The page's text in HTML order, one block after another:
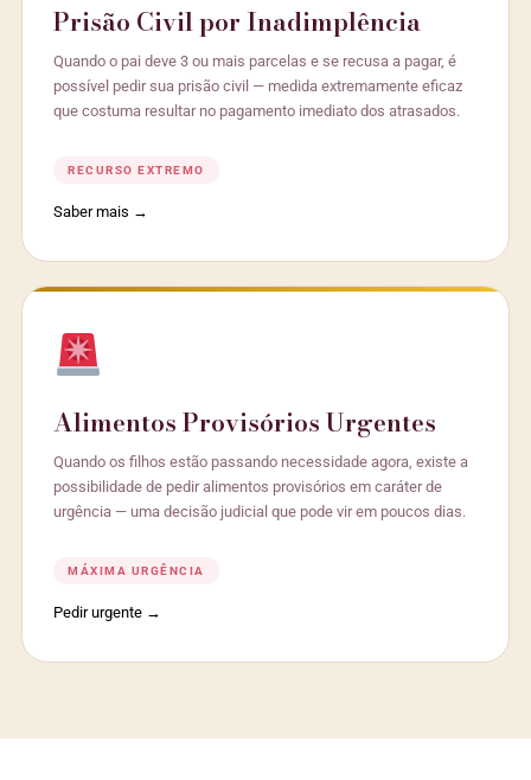
Prisão Civil por Inadimplência
Quando o pai deve 3 ou mais parcelas e se recusa a pagar, é
possível pedir sua prisão civil — medida extremamente eficaz
que costuma resultar no pagamento imediato dos atrasados.
RECURSO EXTREMO
Saber mais →
Alimentos Provisórios Urgentes
Quando os filhos estão passando necessidade agora, existe a
possibilidade de pedir alimentos provisórios em caráter de
urgência — uma decisão judicial que pode vir em poucos dias.
MÁXIMA URGÊNCIA
Pedir urgente →